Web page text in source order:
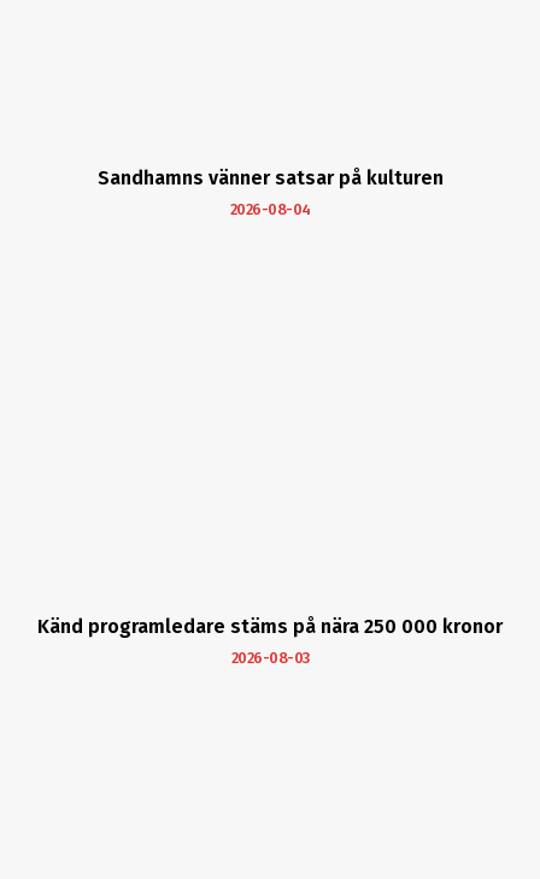
Sandhamns vänner satsar på kulturen
2026-08-04
Känd programledare stäms på nära 250 000 kronor
2026-08-03